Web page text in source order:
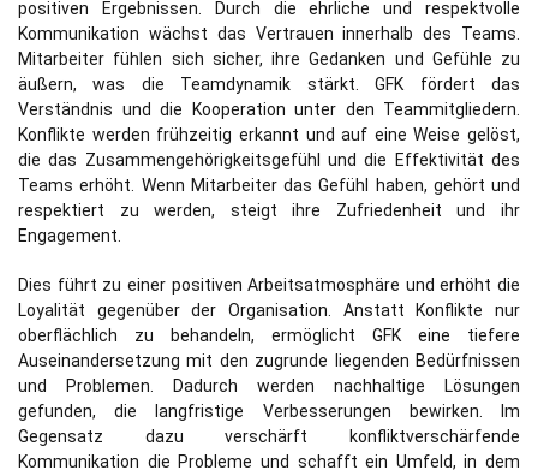
positiven Ergebnissen. Durch die ehrliche und respektvolle
Kommunikation wächst das Vertrauen innerhalb des Teams.
Mitarbeiter fühlen sich sicher, ihre Gedanken und Gefühle zu
äußern, was die Teamdynamik stärkt. GFK fördert das
Verständnis und die Kooperation unter den Teammitgliedern.
Konflikte werden frühzeitig erkannt und auf eine Weise gelöst,
die das Zusammengehörigkeitsgefühl und die Effektivität des
Teams erhöht. Wenn Mitarbeiter das Gefühl haben, gehört und
respektiert zu werden, steigt ihre Zufriedenheit und ihr
Engagement.
Dies führt zu einer positiven Arbeitsatmosphäre und erhöht die
Loyalität gegenüber der Organisation. Anstatt Konflikte nur
oberflächlich zu behandeln, ermöglicht GFK eine tiefere
Auseinandersetzung mit den zugrunde liegenden Bedürfnissen
und Problemen. Dadurch werden nachhaltige Lösungen
gefunden, die langfristige Verbesserungen bewirken. Im
Gegensatz dazu verschärft konfliktverschärfende
Kommunikation die Probleme und schafft ein Umfeld, in dem